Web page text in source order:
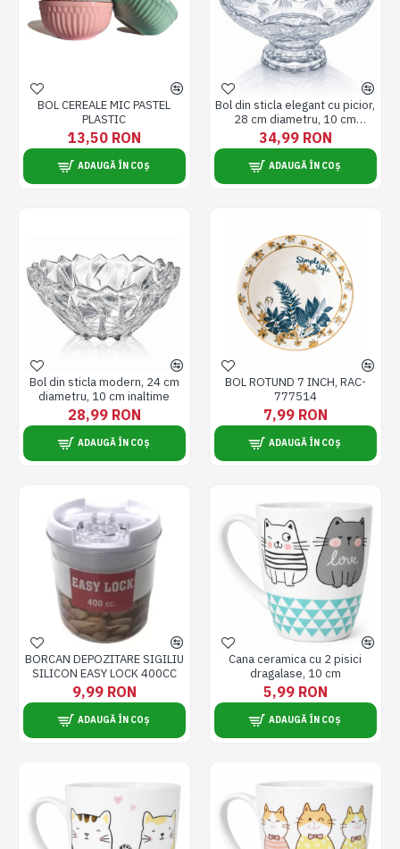
BOL CEREALE MIC PASTEL
PLASTIC
13,50 RON
ADAUGĂ ÎN COȘ
Bol din sticla elegant cu picior,
28 cm diametru, 10 cm
inaltime
34,99 RON
ADAUGĂ ÎN COȘ
Bol din sticla modern, 24 cm
diametru, 10 cm inaltime
28,99 RON
ADAUGĂ ÎN COȘ
BOL ROTUND 7 INCH, RAC-
777514
7,99 RON
ADAUGĂ ÎN COȘ
BORCAN DEPOZITARE SIGILIU
SILICON EASY LOCK 400CC
9,99 RON
ADAUGĂ ÎN COȘ
Cana ceramica cu 2 pisici
dragalase, 10 cm
5,99 RON
ADAUGĂ ÎN COȘ